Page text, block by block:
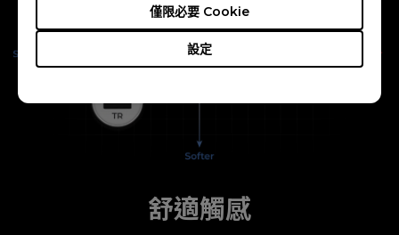
設定
僅限必要 Cookie
舒適觸感